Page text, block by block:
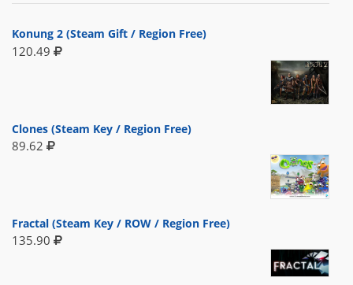
Konung 2 (Steam Gift / Region Free)
120.49
Clones (Steam Key / Region Free)
89.62
Fractal (Steam Key / ROW / Region Free)
135.90